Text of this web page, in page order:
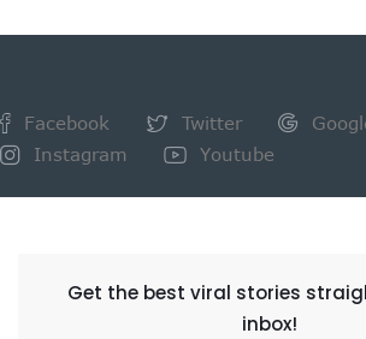
Facebook Twitter
Instagram
Youtube
Get the best viral stories
inbox!